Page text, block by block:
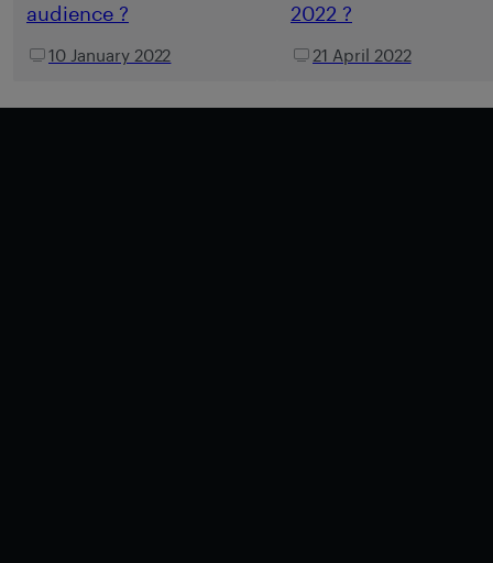
audience ?
10 January 2022
2022 ?
21 April 2022